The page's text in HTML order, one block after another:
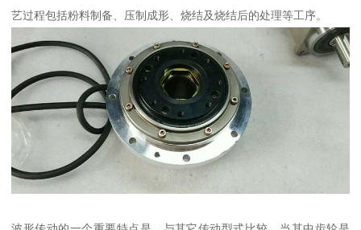
艺过程包括粉料制备、压制成形、烧结及烧结后的处理等工序。